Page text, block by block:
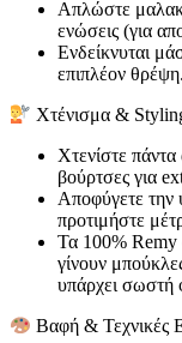
Απλώστε
ενώσεις (για
Ενδείκνυται
επιπλέον θρέψη.
Χτένισμα &
Χτενίστε πάντα
βούρτσες για
Αποφύγετε την
προτιμήστε
Τα 100% Remy
γίνουν
υπάρχει σωστή
Βαφή & Τεχνικές